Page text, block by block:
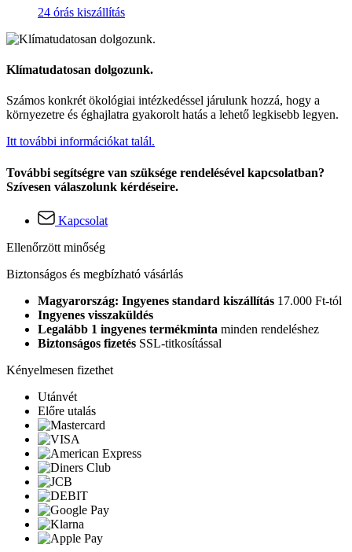
24 órás kiszállítás
Klímatudatosan dolgozunk.
Számos konkrét ökológiai intézkedéssel járulunk hozzá, hogy a
környezetre és éghajlatra gyakorolt hatás a lehető legkisebb legyen.
Itt további információkat talál.
További segítségre van szüksége rendelésével kapcsolatban?
Szívesen válaszolunk kérdéseire.
Kapcsolat
Ellenőrzött minőség
Biztonságos és megbízható vásárlás
Magyarország: Ingyenes standard kiszállítás 17.000 Ft-tól
Ingyenes visszaküldés
Legalább 1 ingyenes termékminta minden rendeléshez
Biztonságos fizetés SSL-titkosítással
Kényelmesen fizethet
Utánvét
Előre utalás